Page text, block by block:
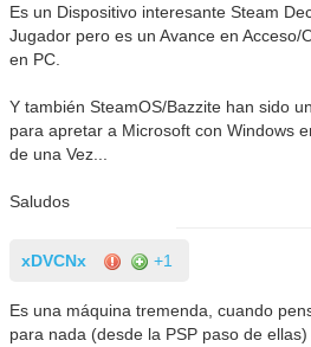
Es un Dispositivo interesante Steam
Jugador pero es un Avance en Acceso/
en PC.
Y también SteamOS/Bazzite han sido
para apretar a Microsoft con Windows
de una Vez...
Saludos
xDVCNx +1
Es una máquina tremenda, cuando
para nada (desde la PSP paso de